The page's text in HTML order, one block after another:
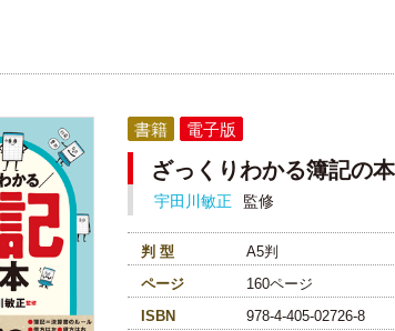
書籍 電子版
ざっくりわかる簿記の本
宇田川敏正 監修
判 型
A5判
ページ
160ページ
ISBN
978-4-405-02726-8